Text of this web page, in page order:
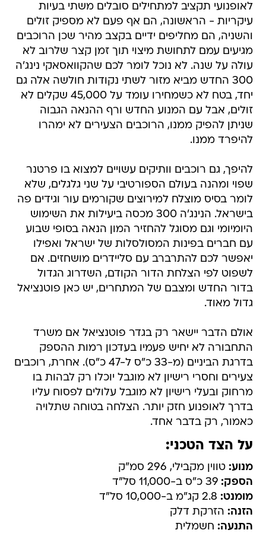
לאופנועי תקציב למתחילים סובלים משתי בעיות
עיקריות - הראשונה, הם אף פעם לא מספיק זולים
והשניה, הם מחליפים ידיים בקצב מהיר שכן הרוכבים
מגיעים עמם לתחושת מיצוי תוך זמן קצר שלרוב לא
עולה על שנה. לא נוכל לומר לכם שהקוואסאקי נינג'ה
300 החדש מביא מזור לשתי נקודות חולשה אלה גם
יחד, בטח לא כשמחירו עומד על 45,000 שקלים לא
זולים, אבל עם המנוע החדש ורף ההנאה הגבוה
שניתן להפיק ממנו, הרוכבים הצעירים לא ימהרו
להיפרד ממנו.
להיפך, גם רוכבים וותיקים עשויים למצוא בו פרטנר
שפוי ומהנה בעולם הספורטיבי על שני גלגלים, שלא
לומר בסיס מוצלח למירוצים שקורמים עור וגידים פה
בישראל. הנינג'ה 300 מכסה ביעילות את השימוש
היומיומי וגם מסוגל להחזיר המון הנאה בסופי שבוע
עם חברים בפינות המסולסלות של ישראל ואפילו
יאפשר לכם להתרברב עם סליידרים מושחזים. אם
לשפוט לפי הצלחת הדור הקודם, השדרוג הגדול
בדור החדש ומצבם של המתחרים, יש כאן פוטנציאל
גדול מאוד.
אולם הדבר יישאר רק בגדר פוטנציאל אם משרד
התחבורה לא יחיש פעמיו בעדכון רמות ההספק
בדרגת הביניים (מ-33 כ"ס ל-47 כ"ס). אחרת, רוכבים
צעירים וחסרי רישיון לא מוגבל יוכלו רק לבהות בו
מרחוק ובעלי רישיון לא מוגבל עלולים לפסוח עליו
בדרך לאופנוע חזק יותר. הצלחה בטוחה שתלויה
כאמור, רק בדבר אחד.
על הצד הטכני:
מנוע: טווין מקבילי, 296 סמ"ק
הספק: 39 כ"ס ב-11,000 סל"ד
מומנט:
הזנה: הזרקת דלק
התנעה: חשמלית